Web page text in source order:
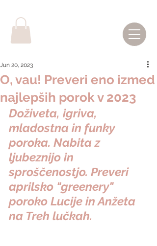
O, vau! Preveri eno izmed
najlepših porok v 2023
Jun 20, 2023
Doživeta, igriva,
mladostna in funky
poroka. Nabita z
ljubeznijo in
sproščenostjo. Preveri
aprilsko "greenery"
poroko Lucije in Anžeta
na Treh lučkah.